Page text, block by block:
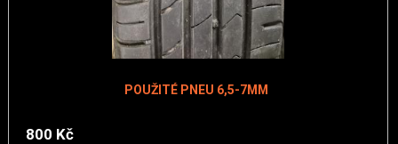
POUŽITÉ PNEU 6,5-7MM
800 Kč